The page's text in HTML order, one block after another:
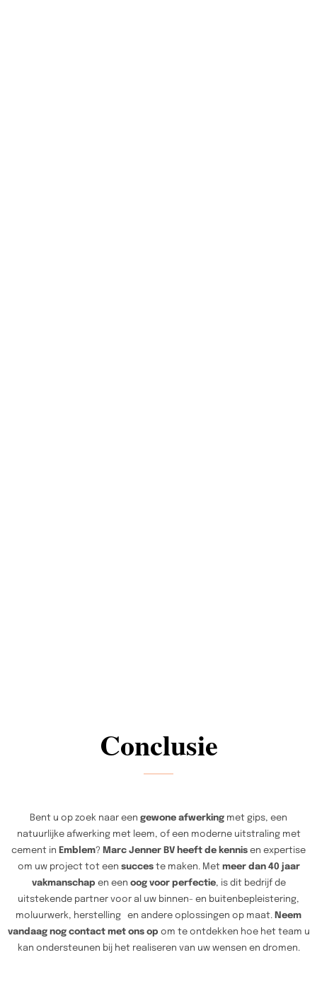
Conclusie
Bent u op zoek naar een gewone afwerking met gips, een
natuurlijke afwerking met leem, of een moderne uitstraling met
cement in Emblem? Marc Jenner BV heeft de kennis en expertise
om uw project tot een succeste maken. Met meer dan 40 jaar
vakmanschap en een oog voor perfectie, is dit bedrijf de
uitstekende partner voor al uw binnen- en buitenbepleistering,
moluurwerk, herstelling en andere oplossingen op maat. Neem
vandaag nog contact met ons op om te ontdekken hoe het team u
kan ondersteunen bij het realiseren van uw wensen en dromen.